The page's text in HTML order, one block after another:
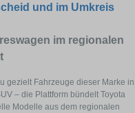
und im Umkreis
im regionalen
gezielt Fahrzeuge dieser Marke in
– die Plattform bündelt Toyota
Modelle aus dem regionalen